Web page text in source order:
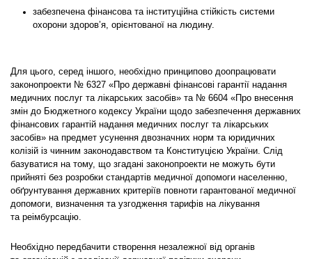
забезпечена фінансова та інституційна стійкість системи
охорони здоров’я, орієнтованої на людину.
Для цього, серед іншого, необхідно принципово доопрацювати
законопроекти № 6327 «Про державні фінансові гарантії надання
медичних послуг та лікарських засобів» та № 6604 «Про внесення
змін до Бюджетного кодексу України щодо забезпечення державних
фінансових гарантій надання медичних послуг та лікарських
засобів» на предмет усунення двозначних норм та юридичних
колізій із чинним законодавством та Конституцією України. Слід
базуватися на тому, що згадані законопроекти не можуть бути
прийняті без розробки стандартів медичної допомоги населенню,
обґрунтування державних критеріїв повноти гарантованої медичної
допомоги, визначення та узгодження тарифів на лікування
та реімбурсацію.
Необхідно передбачити створення незалежної від органів